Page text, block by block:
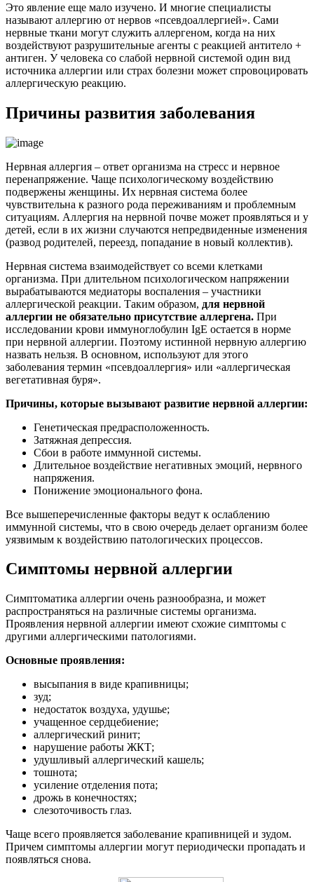
Это явление еще мало изучено. И многие специалисты
называют аллергию от нервов «псевдоаллергией». Сами
нервные ткани могут служить аллергеном, когда на них
воздействуют разрушительные агенты с реакцией антитело +
антиген. У человека со слабой нервной системой один вид
источника аллергии или страх болезни может спровоцировать
аллергическую реакцию.
Причины развития заболевания
Нервная аллергия – ответ организма на стресс и нервное
перенапряжение. Чаще психологическому воздействию
подвержены женщины. Их нервная система более
чувствительна к разного рода переживаниям и проблемным
ситуациям. Аллергия на нервной почве может проявляться и у
детей, если в их жизни случаются непредвиденные изменения
(развод родителей, переезд, попадание в новый коллектив).
Нервная система взаимодействует со всеми клетками
организма. При длительном психологическом напряжении
вырабатываются медиаторы воспаления – участники
аллергической реакции. Таким образом, для нервной
аллергии не обязательно присутствие аллергена. При
исследовании крови иммуноглобулин IgE остается в норме
при нервной аллергии. Поэтому истинной нервную аллергию
назвать нельзя. В основном, используют для этого
заболевания термин «псевдоаллергия» или «аллергическая
вегетативная буря».
Причины, которые вызывают развитие нервной аллергии:
Генетическая предрасположенность.
Затяжная депрессия.
Сбои в работе иммунной системы.
Длительное воздействие негативных эмоций, нервного
напряжения.
Понижение эмоционального фона.
Все вышеперечисленные факторы ведут к ослаблению
иммунной системы, что в свою очередь делает организм более
уязвимым к воздействию патологических процессов.
Симптомы нервной аллергии
Симптоматика аллергии очень разнообразна, и может
распространяться на различные системы организма.
Проявления нервной аллергии имеют схожие симптомы с
другими аллергическими патологиями.
Основные проявления:
высыпания в виде крапивницы;
зуд;
недостаток воздуха, удушье;
учащенное сердцебиение;
аллергический ринит;
нарушение работы ЖКТ;
удушливый аллергический кашель;
тошнота;
усиление отделения пота;
дрожь в конечностях;
слезоточивость глаз.
Чаще всего проявляется заболевание крапивницей и зудом.
Причем симптомы аллергии могут периодически пропадать и
появляться снова.